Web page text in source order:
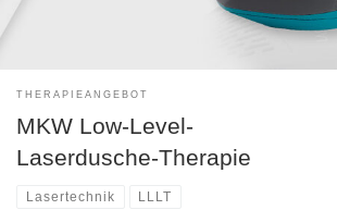
Therapie werden Lasergeräte eingesetzt, die mit
niederenergetischen (Low Level) Laserdioden
THERAPIEANGEBOT
MKW Low-Level-
Laserdusche-Therapie
Lasertechnik LLLT